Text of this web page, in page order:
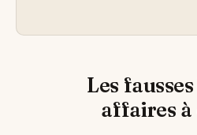
Les
affaires